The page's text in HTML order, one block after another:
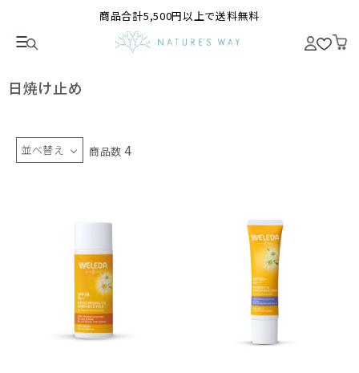
商品合計5,500円以上で送料無料
日焼け止め
並べ替え 商品数 4